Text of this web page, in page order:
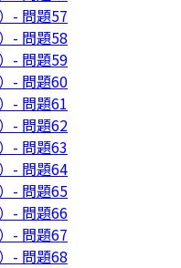
- 問題57
- 問題58
- 問題59
- 問題60
- 問題61
- 問題62
- 問題63
- 問題64
- 問題65
- 問題66
- 問題67
- 問題68